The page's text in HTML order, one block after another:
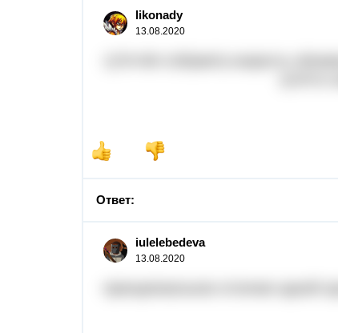
likonady
13.08.2020
Ответ:
iulelebedeva
13.08.2020